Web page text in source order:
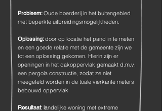
Probleem:Oude boerderij in het buitengebied
met beperkte uitbreidingsmogelijkheden.
Oplossing: door op locatie het pand in te meten
en een goede relatie met de gemeente zijn we
tot een oplossing gekomen. Hierin zijn er
openingen in het dakoppervlak gemaakt d.m.v.
een pergola constructie, zodat ze niet
meegeteld worden in de toale vierkante meters
bebouwd oppervlak
Resultaat: landelijke woning met extreme